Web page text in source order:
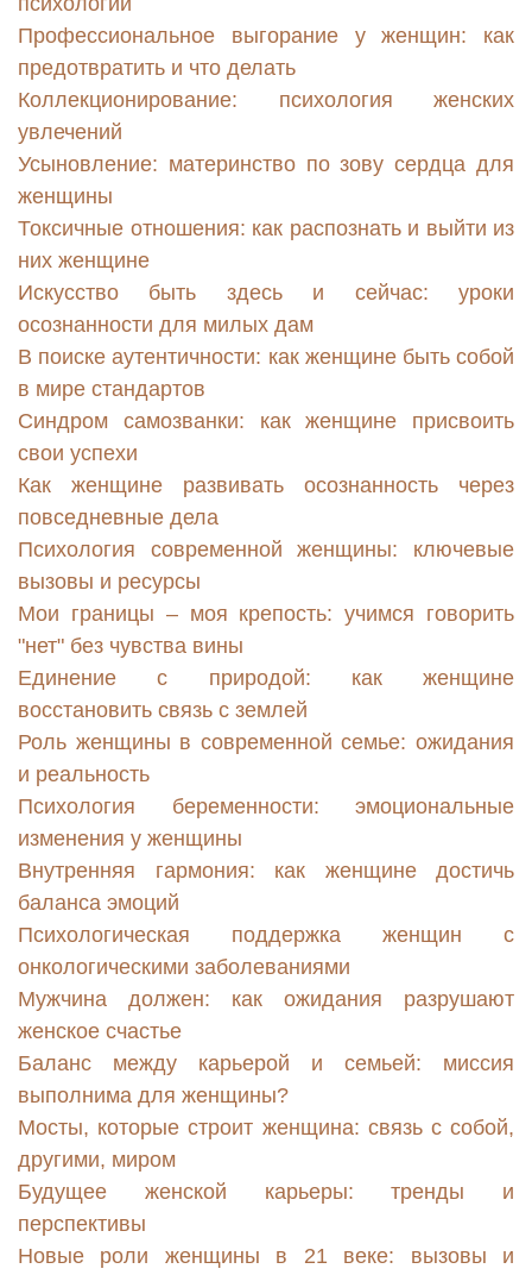
Профессиональное выгорание у женщин: как
предотвратить и что делать
Коллекционирование: психология женских
увлечений
Усыновление: материнство по зову сердца для
женщины
Токсичные отношения: как распознать и выйти из
них женщине
Искусство быть здесь и сейчас: уроки
осознанности для милых дам
В поиске аутентичности: как женщине быть собой
в мире стандартов
Синдром самозванки: как женщине присвоить
свои успехи
Как женщине развивать осознанность через
повседневные дела
Психология современной женщины: ключевые
вызовы и ресурсы
Мои границы – моя крепость: учимся говорить
"нет" без чувства вины
Единение с природой: как женщине
восстановить связь с землей
Роль женщины в современной семье: ожидания
и реальность
Психология беременности: эмоциональные
изменения у женщины
Внутренняя гармония: как женщине достичь
баланса эмоций
Психологическая поддержка женщин с
онкологическими заболеваниями
Мужчина должен: как ожидания разрушают
женское счастье
Баланс между карьерой и семьей: миссия
выполнима для женщины?
Мосты, которые строит женщина: связь с собой,
другими, миром
Будущее женской карьеры: тренды и
перспективы
Новые роли женщины в 21 веке: вызовы и